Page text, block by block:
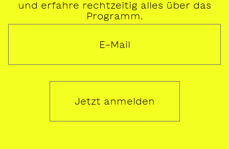
und erfahre rechtzeitig alles über das
Programm.